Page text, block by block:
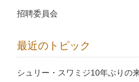
招聘委員会
最近のトピック
シュリー・スワミジ10年ぶりの